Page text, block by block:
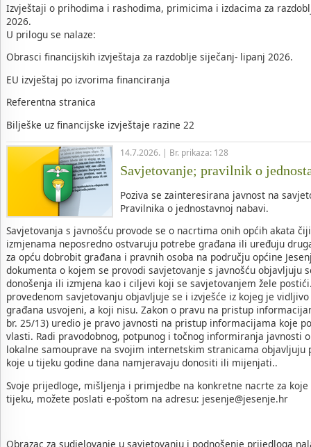
Izvještaji o prihodima i rashodima, primicima i izdacima za
2026.
U prilogu se nalaze:
Obrasci financijskih izvještaja za razdoblje siječanj- lipanj 2026.
EU izvještaj po izvorima financiranja
Referentna stranica
Bilješke uz financijske izvještaje razine 22
14.7.2026. | Br. prikaza: 128
Savjetovanje; pravilnik o
Poziva se zainteresirana javnost na
Pravilnika o jednostavnoj nabavi.
Savjetovanja s javnošću provode se o nacrtima onih općih akata
izmjenama neposredno ostvaruju potrebe građana ili uređuju
za opću dobrobit građana i pravnih osoba na području općine
dokumenta o kojem se provodi savjetovanje s javnošću objavljuju
donošenja ili izmjena kao i ciljevi koji se savjetovanjem žele
provedenom savjetovanju objavljuje se i izvješće iz kojeg je
građana usvojeni, a koji nisu. Zakon o pravu na pristup
br. 25/13) uredio je pravo javnosti na pristup informacijama koje
vlasti. Radi pravodobnog, potpunog i točnog informiranja javnosti
lokalne samouprave na svojim internetskim stranicama objavljuju
koje u tijeku godine dana namjeravaju donositi ili mijenjati..
Svoje prijedloge, mišljenja i primjedbe na konkretne nacrte za
tijeku, možete poslati e-poštom na adresu: jesenje@jesenje.hr
Obrazac za sudjelovanje u savjetovanju i podnošenje prijedloga